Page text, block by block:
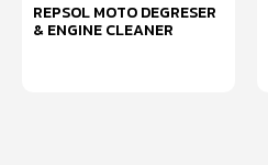
REPSOL MOTO DEGRESER
& ENGINE CLEANER